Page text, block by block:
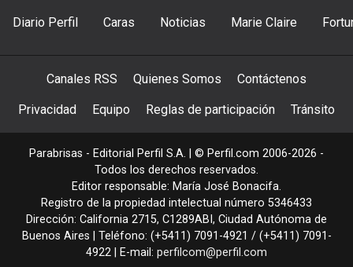
Diario Perfil Caras Noticias Marie Claire
Canales RSS Quienes Somos Contáctenos
Privacidad Equipo Reglas de participación Tránsito
Parabrisas - Editorial Perfil S.A. | © Perfil.com 2006-2026 -
Todos los derechos reservados.
Editor responsable: María José Bonacifa.
Registro de la propiedad intelectual número 5346433
Dirección: California 2715, C1289ABI , Ciudad Autónoma de
Buenos Aires | Teléfono: (+5411) 7091-4921 / (+5411) 7091-
4922 | E-mail: perfilcom@perfil.com